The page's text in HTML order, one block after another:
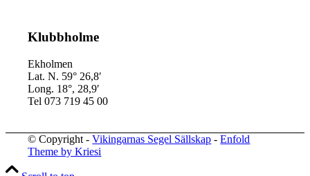
Klubbholme
Ekholmen
Lat. N. 59° 26,8′
Long. 18°, 28,9′
Tel 073 719 45 00
© Copyright -Vikingarnas Segel Sällskap -Enfold
Theme by Kriesi